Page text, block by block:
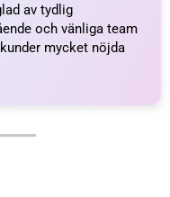
av tydlig
och vänliga team
mycket nöjda